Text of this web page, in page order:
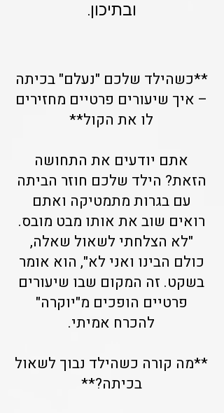
ובתיכון.
**כשהילד שלכם "נעלם" בכיתה
– איך שיעורים פרטיים מחזירים
לו את הקול**
אתם יודעים את התחושה
הזאת? הילד שלכם חוזר הביתה
עם בגרות מתמטיקה ואתם
רואים שוב את אותו מבט מובס.
"לא הצלחתי לשאול שאלה,
כולם הבינו ואני לא", הוא אומר
בשקט. זה המקום שבו שיעורים
פרטיים הופכים מ"יוקרה"
להכרח אמיתי.
**מה קורה כשהילד נבוך לשאול
בכיתה?**